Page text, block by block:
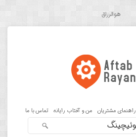
هوالرزاق
راهنمای مشتریان من و آفتاب رایانه تماس با ما